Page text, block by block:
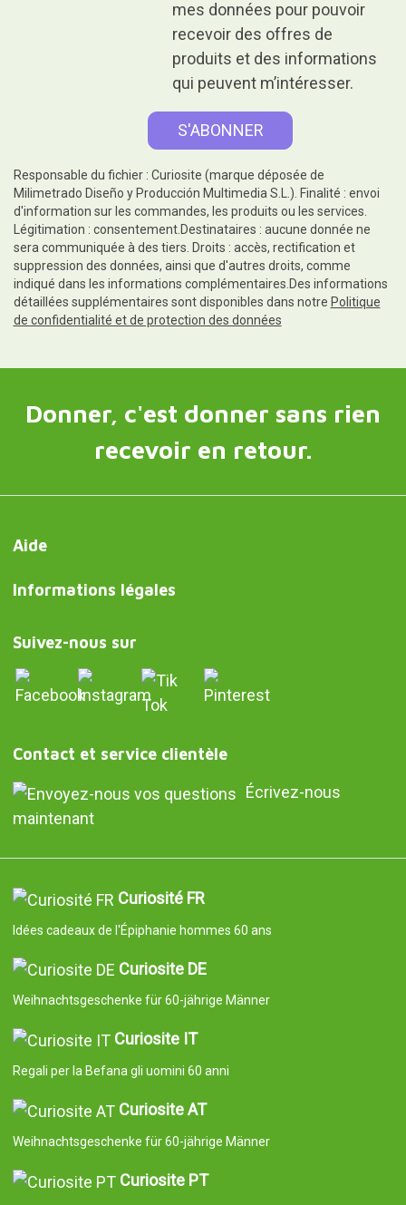
mes données pour pouvoir
recevoir des offres de
produits et des informations
qui peuvent m’intéresser.
Responsable du fichier : Curiosite (marque déposée de
Milimetrado Diseño y Producción Multimedia S.L.). Finalité : envoi
d'information sur les commandes, les produits ou les services.
Légitimation : consentement.Destinataires : aucune donnée ne
sera communiquée à des tiers. Droits : accès, rectification et
suppression des données, ainsi que d'autres droits, comme
indiqué dans les informations complémentaires.Des informations
détaillées supplémentaires sont disponibles dans notre Politique
de confidentialité et de protection des données
Donner, c'est donner sans rien
recevoir en retour.
Aide
Informations légales
Suivez-nous sur
Contact et service clientèle
Écrivez-nous
maintenant
Curiosité FR
Idées cadeaux de l'Épiphanie hommes 60 ans
Curiosite DE
Weihnachtsgeschenke für 60-jährige Männer
Curiosite IT
Regali per la Befana gli uomini 60 anni
Curiosite AT
Weihnachtsgeschenke für 60-jährige Männer
Curiosite PT